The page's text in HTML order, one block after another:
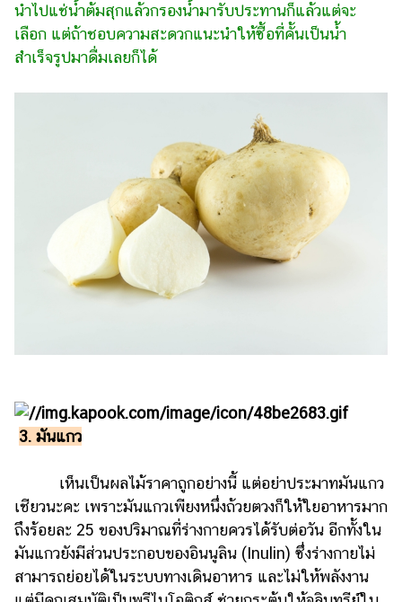
บริการ
แอปฯ
ติดต่อ
โฆษณา
เรา
นำไปแช่น้ำต้มสุกแล้วกรองน้ำมารับประทานก็แล้วแต่จะ
เลือก แต่ถ้าชอบความสะดวกแนะนำให้ซื้อที่คั้นเป็นน้ำ
สำเร็จ­­­รูปมาดื่มเลยก็ได้
3. มันแกว
เห็นเป็นผลไม้ราคาถูกอย่างนี้ แต่อย่าประมาทมันแกว
เชียวนะคะ เพราะมันแกวเพียงหนึ่งถ้วยตวงก็ให้ใยอาหารมาก
ถึงร้อยละ 25 ของปริมาณที่ร่างกายควรได้รับต่อวัน อีกทั้งใน
มันแกวยังมีส่วนประกอบของอินนูลิน (Inulin) ซึ่งร่างกายไม่
สามารถย่อยได้ในระบบทางเดินอาหาร และไม่ให้พลังงาน